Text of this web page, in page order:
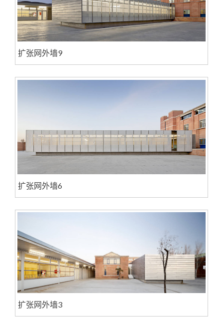
扩张网外墙9
扩张网外墙6
扩张网外墙3